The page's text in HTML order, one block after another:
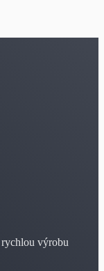
rychlou výrobu